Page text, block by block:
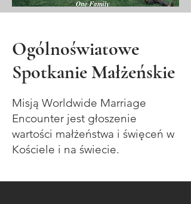
Ogólnoświatowe
Spotkanie Małżeńskie
Misją Worldwide Marriage
Encounter jest głoszenie
wartości małżeństwa i święceń w
Kościele i na świecie.